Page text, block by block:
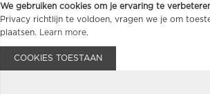
We gebruiken cookies om je ervaring te
Privacy richtlijn te voldoen, vragen we je om
plaatsen.
Learn more.
COOKIES TOESTAAN